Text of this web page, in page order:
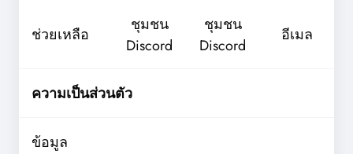
ช่วยเหลือ
ชุมชน
Discord
ชุมชน
Discord
อีเมล
ความเป็นส่วนตัว
ข้อมูล